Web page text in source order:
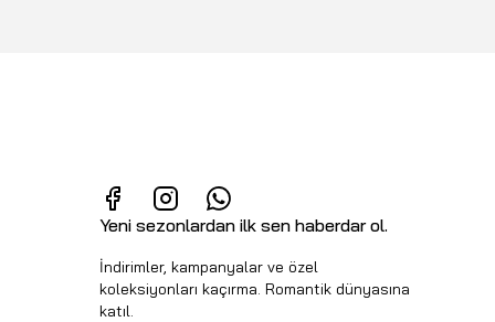
Yeni sezonlardan ilk sen haberdar ol.
İndirimler, kampanyalar ve özel
koleksiyonları kaçırma. Romantik dünyasına
katıl.